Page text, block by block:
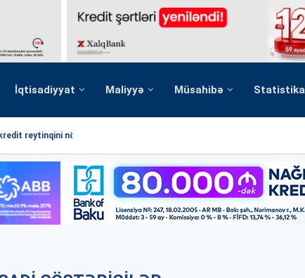
İqtisadiyyat Maliyyə Müsahibə Statistika
reytinqini növbəti dəfə...